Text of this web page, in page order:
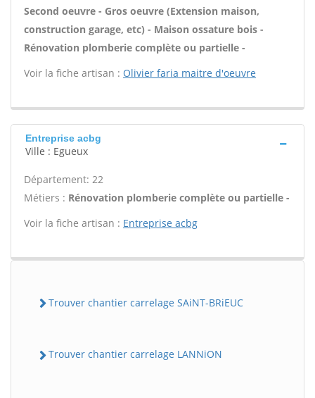
Second oeuvre - Gros oeuvre (Extension maison,
construction garage, etc) - Maison ossature bois -
Rénovation plomberie complète ou partielle -
Voir la fiche artisan : Olivier faria maitre d'oeuvre
Entreprise acbg
Ville : Egueux
Département: 22
Métiers : Rénovation plomberie complète ou partielle -
Voir la fiche artisan : Entreprise acbg
Trouver chantier carrelage SAiNT-BRiEUC
Trouver chantier carrelage LANNiON